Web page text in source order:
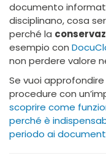
documento
disciplinano, cosa
perché la
esempio con
non perdere valore
Se vuoi
procedure con
scoprire come
perché è
periodo ai